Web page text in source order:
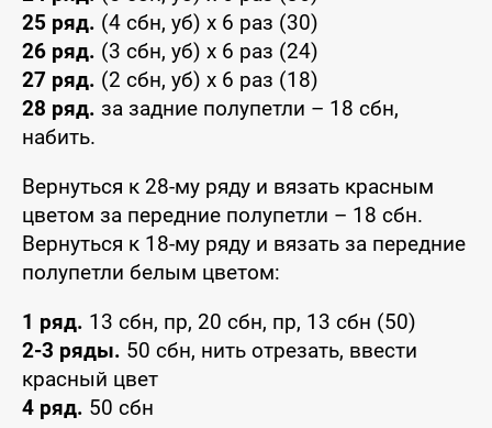
25 ряд. (4 сбн, уб) х 6 раз (30)
26 ряд. (3 сбн, уб) х 6 раз (24)
27 ряд. (2 сбн, уб) х 6 раз (18)
28 ряд. за задние полупетли – 18 сбн,
набить.
Вернуться к 28-му ряду и вязать красным
цветом за передние полупетли – 18 сбн.
Вернуться к 18-му ряду и вязать за передние
полупетли белым цветом:
1 ряд. 13 сбн, пр, 20 сбн, пр, 13 сбн (50)
2-3 ряды. 50 сбн, нить отрезать, ввести
красный цвет
4 ряд. 50 сбн